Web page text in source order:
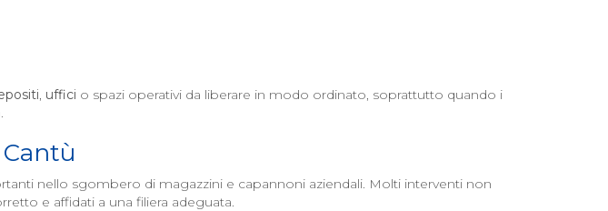
, uffici o spazi operativi da liberare in modo ordinato, soprattutto quando i
Cantù
nello sgombero di magazzini e capannoni aziendali. Molti interventi non
e affidati a una filiera adeguata.